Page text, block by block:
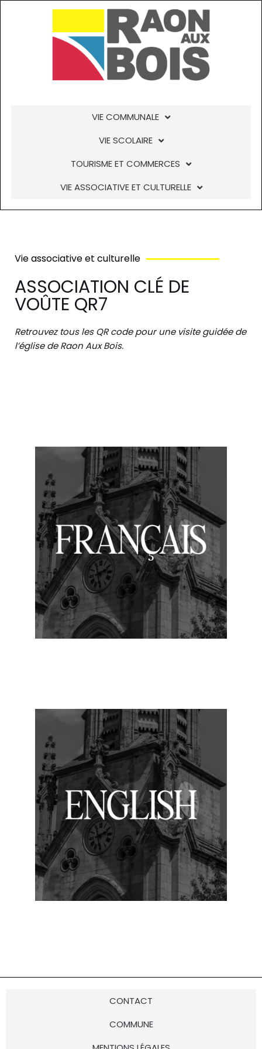
VIE COMMUNALE
VIE SCOLAIRE
TOURISME ET COMMERCES
VIE ASSOCIATIVE ET CULTURELLE
Vie associative et culturelle
ASSOCIATION CLÉ DE
VOÛTE QR7
Retrouvez tous les QR code pour une visite guidée de
l’église de Raon Aux Bois.
CONTACT
COMMUNE